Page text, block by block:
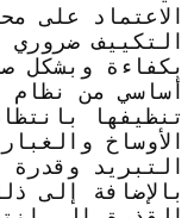
الاعتماد على
التكييف
بكفاءة وبشكل
أساسي من نظام
تنظيفها
الأوساخ
التبريد
بالإضافة إلى